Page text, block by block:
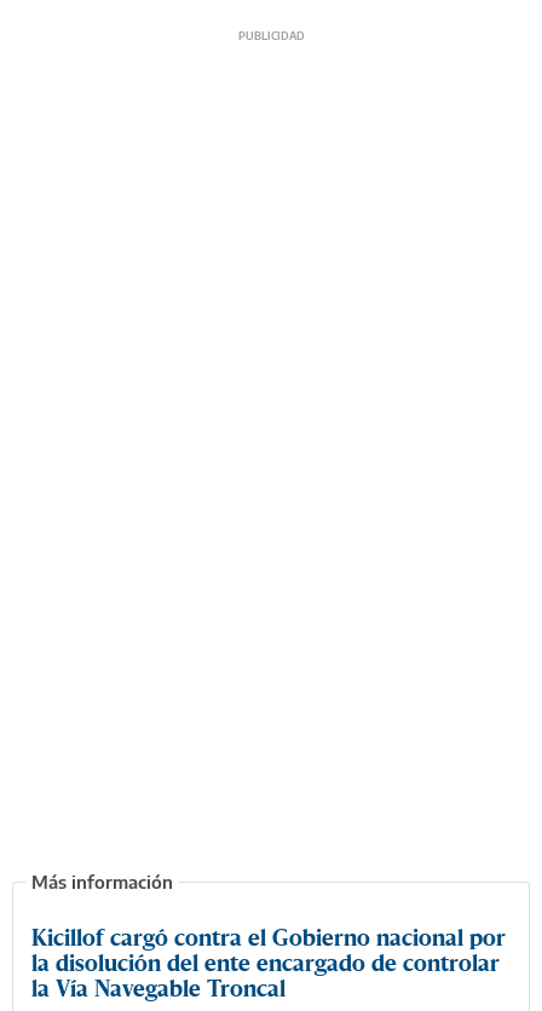
Kicillof cargó contra el Gobierno nacional por
la disolución del ente encargado de controlar
la Vía Navegable Troncal